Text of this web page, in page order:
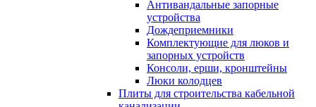
Антивандальные запорные
устройства
Дождеприемники
Комплектующие для люков и
запорных устройств
Консоли, ерши, кронштейны
Люки колодцев
Плиты для строительства кабельной